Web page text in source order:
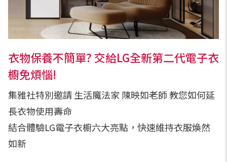
衣物保養不簡單? 交給LG全新第二代電子衣
櫥免煩惱!
集雅社特別邀請 生活魔法家 陳映如老師 教您如何延
長衣物使用壽命
結合體驗LG電子衣櫥六大亮點，快速維持衣服煥然
如新